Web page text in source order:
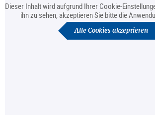
Dieser Inhalt wird aufgrund Ihrer Cookie-
ihn zu sehen, akzeptieren Sie bitte die
Alle Cookies akzeptieren